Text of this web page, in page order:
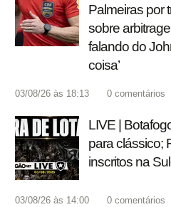
Palmeiras por
sobre
falando do
coisa’
03/08/26 às 18:13 0 comentários
LIVE |
para clássico;
inscritos na
03/08/26 às 14:00 0 comentários